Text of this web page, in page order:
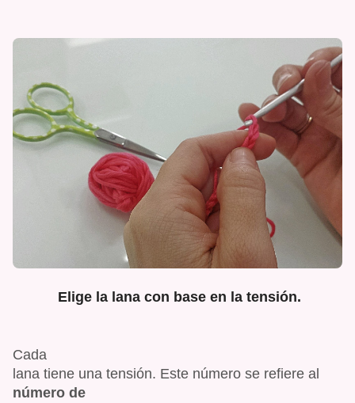
Elige la lana con base en la tensión.
Cada
lana tiene una tensión. Este número se refiere al
número de